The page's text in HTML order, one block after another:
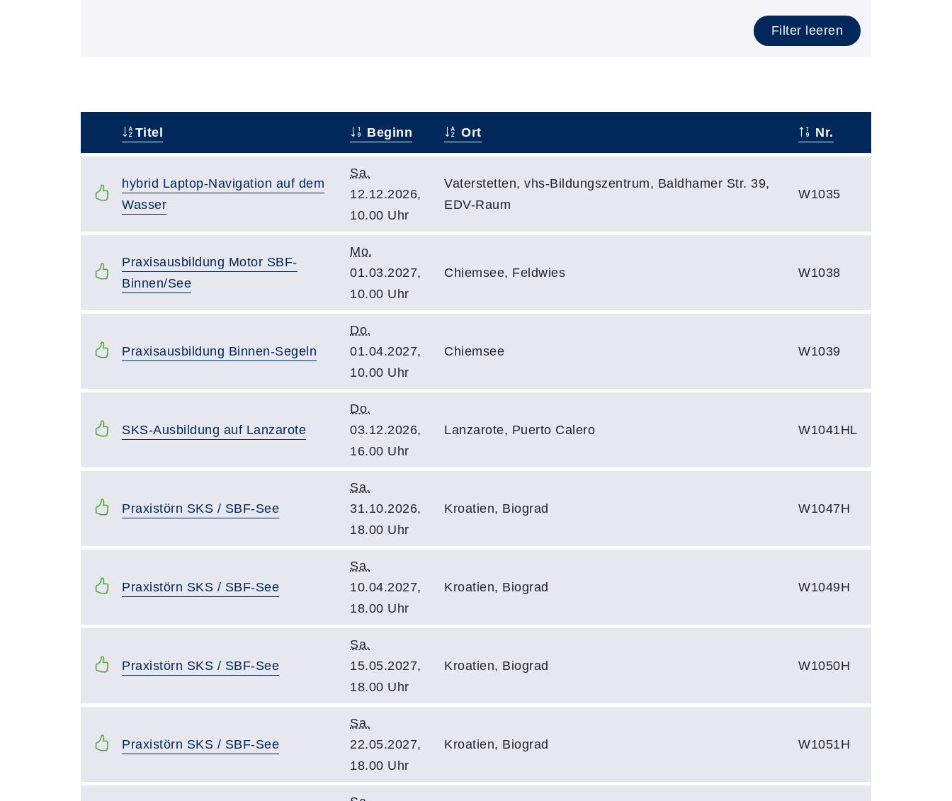
Filter leeren
Titel Beginn Ort Nr.
hybrid Laptop-Navigation auf dem
Wasser
Sa.
12.12.2026,
10.00 Uhr
Vaterstetten, vhs-Bildungszentrum, Baldhamer Str. 39,
EDV-Raum
W1035
Praxisausbildung Motor SBF-
Binnen/See
Mo.
01.03.2027,
10.00 Uhr
Chiemsee, Feldwies W1038
Praxisausbildung Binnen-Segeln
Do.
01.04.2027,
10.00 Uhr
Chiemsee W1039
SKS-Ausbildung auf Lanzarote
Do.
03.12.2026,
16.00 Uhr
Lanzarote, Puerto Calero W1041HL
Praxistörn SKS / SBF-See
Sa.
31.10.2026,
18.00 Uhr
Kroatien, Biograd W1047H
Praxistörn SKS / SBF-See
Sa.
10.04.2027,
18.00 Uhr
Kroatien, Biograd W1049H
Praxistörn SKS / SBF-See
Sa.
15.05.2027,
18.00 Uhr
Kroatien, Biograd W1050H
Praxistörn SKS / SBF-See
Sa.
22.05.2027,
18.00 Uhr
Kroatien, Biograd W1051H